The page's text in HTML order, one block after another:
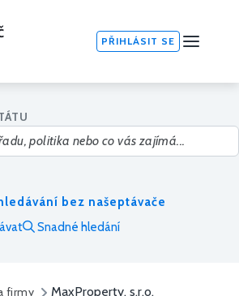
PŘIHLÁSIT SE
bez našeptávače
Snadné hledání
firmy MaxProperty, s.r.o.